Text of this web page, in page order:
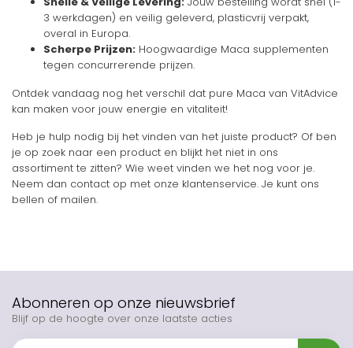
3 werkdagen) en veilig geleverd, plasticvrij verpakt,
overal in Europa.
Scherpe Prijzen: Hoogwaardige Maca supplementen
tegen concurrerende prijzen.
Ontdek vandaag nog het verschil dat pure Maca van VitAdvice
kan maken voor jouw energie en vitaliteit!
Heb je hulp nodig bij het vinden van het juiste product? Of ben
je op zoek naar een product en blijkt het niet in ons
assortiment te zitten? Wie weet vinden we het nog voor je.
Neem dan contact op met onze klantenservice. Je kunt ons
bellen of mailen.
Abonneren op onze nieuwsbrief
Blijf op de hoogte over onze laatste acties